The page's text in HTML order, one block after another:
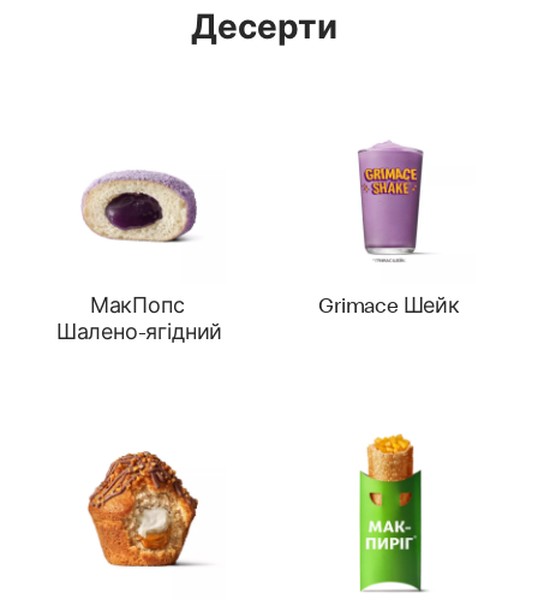
Десерти
МакПопс
Шалено-ягідний
Grimace Шейк